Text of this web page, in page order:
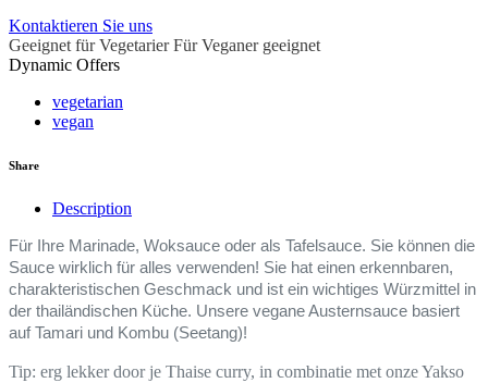
Kontaktieren Sie uns
Geeignet für Vegetarier Für Veganer geeignet
Dynamic Offers
vegetarian
vegan
Share
Description
Für Ihre Marinade, Woksauce oder als Tafelsauce. Sie können die
Sauce wirklich für alles verwenden! Sie hat einen erkennbaren,
charakteristischen Geschmack und ist ein wichtiges Würzmittel in
der thailändischen Küche. Unsere vegane Austernsauce basiert
auf Tamari und Kombu (Seetang)!
Tip: erg lekker door je Thaise curry, in combinatie met onze Yakso